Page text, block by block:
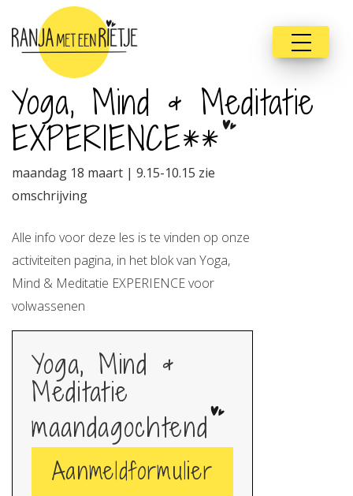
Yoga, Mind & Meditatie
EXPERIENCE**
maandag 18 maart | 9.15-10.15 zie
omschrijving
Alle info voor deze les is te vinden op onze
activiteiten pagina, in het blok van Yoga,
Mind & Meditatie EXPERIENCE voor
volwassenen
Yoga, Mind &
Meditatie
maandagochtend
Aanmeldformulier